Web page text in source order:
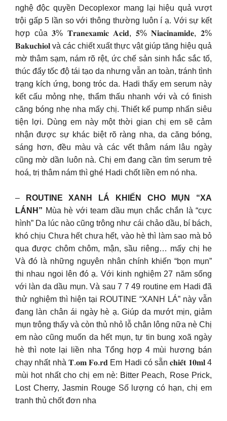
nghệ độc quyền Decoplexor mang lại hiệu quả vượt
trội gấp 5 lần so với thông thường luôn í ạ. Với sự kết
hợp của 𝟑% 𝐓𝐫𝐚𝐧𝐞𝐱𝐚𝐦𝐢𝐜 𝐀𝐜𝐢𝐝, 𝟓% 𝐍𝐢𝐚𝐜𝐢𝐧𝐚𝐦𝐢𝐝𝐞, 𝟐%
𝐁𝐚𝐤𝐮𝐜𝐡𝐢𝐨𝐥 và các chiết xuất thực vật giúp tăng hiệu quả
mờ thâm sạm, nám rõ rệt, ức chế sản sinh hắc sắc tố,
thúc đẩy tốc độ tái tạo da nhưng vẫn an toàn, tránh tình
trạng kích ứng, bong tróc da. Hadi thấy em serum này
kết cấu mỏng nhẹ, thẩm thấu nhanh với và có finish
căng bóng nhẹ nha mấy chị. Thiết kế pump nhấn siêu
tiện lợi. Dùng em này một thời gian chị em sẽ cảm
nhận được sự khác biệt rõ ràng nha, da căng bóng,
sáng hơn, đều màu và các vết thâm nám lâu ngày
cũng mờ dần luôn nà. Chị em đang cần tìm serum trẻ
hoá, trị thâm nám thì ghé Hadi chốt liền em nó nha.
–
ROUTINE XANH LÁ KHIẾN CHO MỤN “XA
LÁNH” Mùa hè với team dầu mụn chắc chắn là “cực
hình” Da lúc nào cũng trông như cái chảo dầu, bí bách,
khó chịu Chưa hết chưa hết, vào hè thì làm sao mà bỏ
qua được chôm chôm, mận, sầu riêng… mấy chị he
Và đó là những nguyên nhân chính khiến “bọn mụn”
thi nhau ngoi lên đó ạ. Với kinh nghiệm 27 năm sống
với làn da dầu mụn. Và sau 7 7 49 routine em Hadi đã
thử nghiệm thì hiện tại ROUTINE “XANH LÁ” này vẫn
đang làn chân ái ngày hè ạ. Giúp da mướt mịn, giảm
mụn trông thấy và còn thủ nhỏ lỗ chân lông nữa nè Chị
em nào cũng muốn da hết mụn, tự tin bung xoã ngày
hè thì note lại liền nha Tổng hợp 4 mùi hương bán
chạy nhất nhà 𝐓.𝐨𝐦 𝐅𝐨.𝐫𝐝 Em Hadi có sẵn 𝐜𝐡𝐢𝐞̂́𝐭 𝟏𝟎𝐦𝐥 4
mùi hot nhất cho chị em nè: Bitter Peach, Rose Prick,
Lost Cherry, Jasmin Rouge Số lượng có hạn, chị em
tranh thủ chốt đơn nha